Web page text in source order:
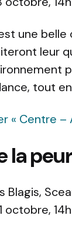
une
leur
tout
« Centre –
la
Blagis,
octobre,